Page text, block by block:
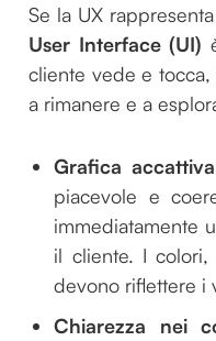
Se la UX
User Interface (UI)
cliente vede e
a rimanere e a
Grafica
piacevole e
immediatamente
il cliente. I
devono riflettere i
Chiarezza nei